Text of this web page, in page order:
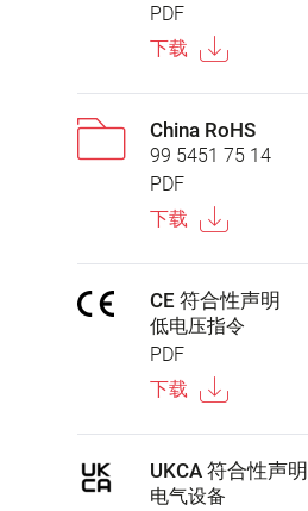
PDF
下载
China RoHS
99 5451 75 14
PDF
下载
CE 符合性声明
低电压指令
PDF
下载
UKCA 符合性声明
电气设备